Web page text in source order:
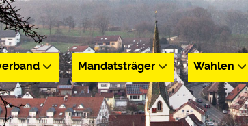
Mandatsträger Wahlen
Mandatsträger Wahlen